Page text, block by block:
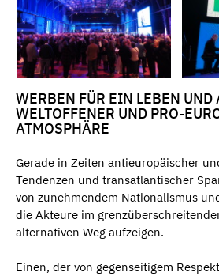
WERBEN FÜR EIN LEBEN
WELTOFFENER UND PRO-
ATMOSPHÄRE
Gerade in Zeiten antieuropäischer
Tendenzen und transatlantischer
von zunehmendem Nationalismus
die Akteure im
alternativen Weg aufzeigen.
Einen, der von gegenseitigem